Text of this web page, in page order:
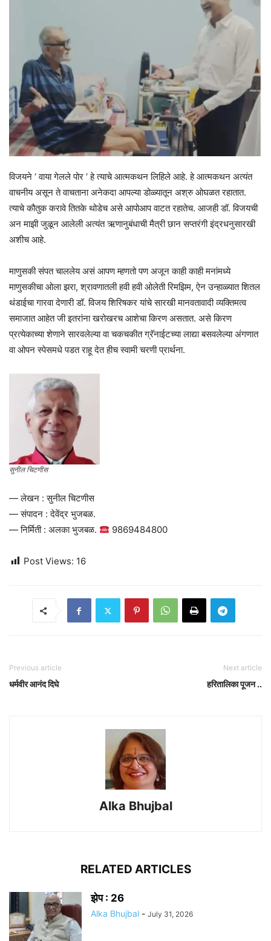
विजयने ‘ वाया गेलले पोर ‘ हे त्याचे आत्मकथन लिहिले आहे. हे आत्मकथन अत्यंत
वाचनीय असून ते वाचताना अनेकदा आपल्या डोळ्यातून अश्रु ओघळत रहातात.
त्याचे कौतुक करावे तितके थोडेच असे आपोआप वाटत रहातेच. आजही डॉ. विजयची
अन माझी जुळून आलेली अत्यंत ऋणानुबंधाची मैत्री छान सप्तरंगी इंद्रधनुसारखी
अशीच आहे.
माणुसकी संपत चाललेय असं आपण म्हणतो पण अजून काही काही मनांमध्ये
माणुसकीचा ओला झरा, श्रावणातली हवी हवी ओलेती रिमझिम, ऐन उन्हाळ्यात शितल
थंडाईचा गारवा देणारी डॉ. विजय शिरिषकर यांचे सारखी मानवतावादी व्यक्तिमत्व
समाजात आहेत जी इतरांना खरोखरच आशेचा किरण असतात. असे किरण
प्रत्येकाच्या शेणाने सारवलेल्या वा चकचकीत ग्रॅनाईटच्या लाद्या बसवलेल्या अंगणात
वा ओपन स्पेसमधे पडत राहू देत हीच स्वामी चरणी प्रार्थना.
सुनील चिटणीस
— लेखन : सुनील चिटणीस
— संपादन : देवेंद्र भुजबळ.
— निर्मिती : अलका भुजबळ.
9869484800
Post Views: 16
Previous article
धर्मवीर आनंद दिघे
Next article
हरितालिका पूजन ..
Alka Bhujbal
RELATED ARTICLES
झेप : 26
Alka Bhujbal - July 31, 2026